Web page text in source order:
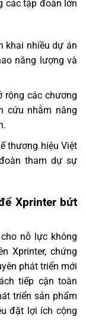
các tập đoàn lớn
khai nhiều dự án
năng lượng và
rộng các chương
cứu nhằm nâng
thương hiệu Việt
tham dự sự
Xprinter bứt
nỗ lực không
Xprinter, chứng
phát triển mới
tiếp cận toàn
triển sản phẩm
đặt lợi ích cộng